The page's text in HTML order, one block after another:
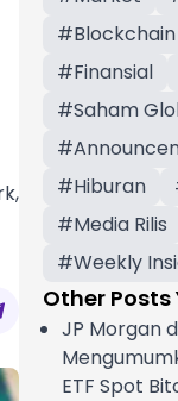
#Blockchain
#Finansial
#Saham
#
#Hiburan
#Media Rilis
#Weekly
Other Posts
JP Morgan
ETF Spot